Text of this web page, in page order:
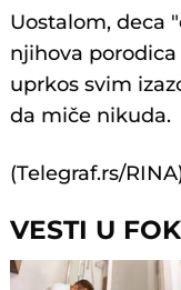
Uostalom, deca
njihova porodica
uprkos svim
da miče nikuda.
(Telegraf.rs/
VESTI U